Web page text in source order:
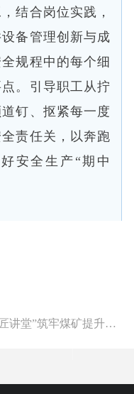
结合岗位实践，
备管理创新与成
规程中的每个细
。引导职工从拧
钉、抠紧每一度
责任关，以奔跑
安全生产“期中
济宁市能源局举办“工匠讲堂”筑牢煤矿提升系统安全防线